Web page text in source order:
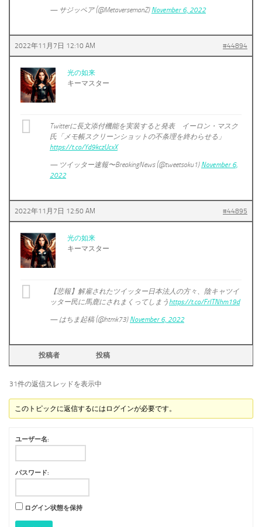
— サジッペア (@MetaversemanZ) November 6, 2022
2022年11月7日 12:10 AM #44894
光の如来
キーマスター
Twitterに長文添付機能を実装すると発表 イーロン・マスク
氏「メモ帳スクリーンショットの不条理を終わらせる」
https://t.co/Yd9kczUcxX
— ツイッター速報〜BreakingNews (@tweetsoku1) November 6,
2022
2022年11月7日 12:50 AM #44895
光の如来
キーマスター
【悲報】解雇されたツイッター日本法人の方々、陰キャツイ
ッター民に馬鹿にされまくってしまう https://t.co/FrITNhm19d
— はちま起稿 (@htmk73) November 6, 2022
投稿者 投稿
31件の返信スレッドを表示中
このトピックに返信するにはログインが必要です。
ユーザー名:
パスワード:
ログイン状態を保持